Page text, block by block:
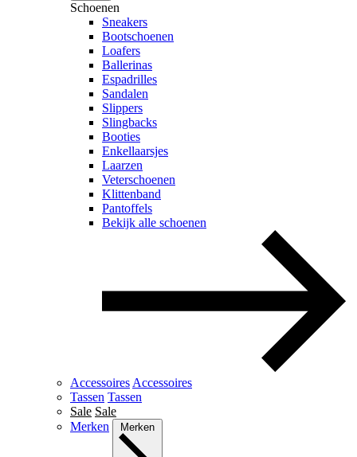
Schoenen
Sneakers
Bootschoenen
Loafers
Ballerinas
Espadrilles
Sandalen
Slippers
Slingbacks
Booties
Enkellaarsjes
Laarzen
Veterschoenen
Klittenband
Pantoffels
Bekijk alle schoenen
Accessoires Accessoires
Tassen Tassen
Sale Sale
Merken
Merken